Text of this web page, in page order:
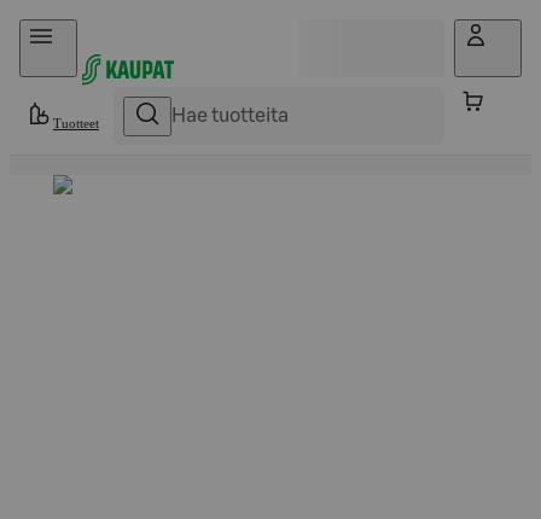
Hyppää sisältöön
Tuotteet